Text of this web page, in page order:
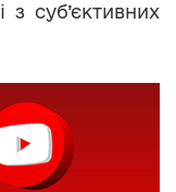
з суб’єктивних